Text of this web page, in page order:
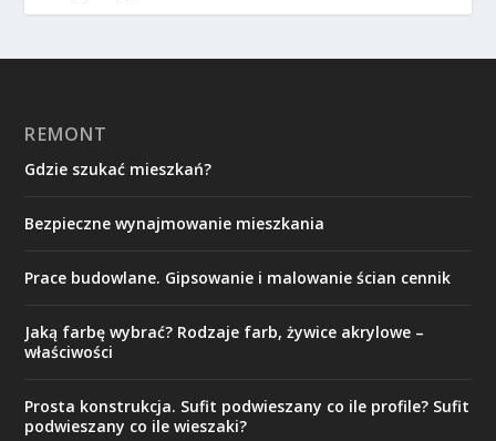
REMONT
Gdzie szukać mieszkań?
Bezpieczne wynajmowanie mieszkania
Prace budowlane. Gipsowanie i malowanie ścian cennik
Jaką farbę wybrać? Rodzaje farb, żywice akrylowe –
właściwości
Prosta konstrukcja. Sufit podwieszany co ile profile? Sufit
podwieszany co ile wieszaki?